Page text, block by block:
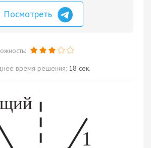
Посмотреть
время решения: 18 сек.